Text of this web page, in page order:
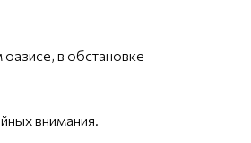
в обстановке
внимания.